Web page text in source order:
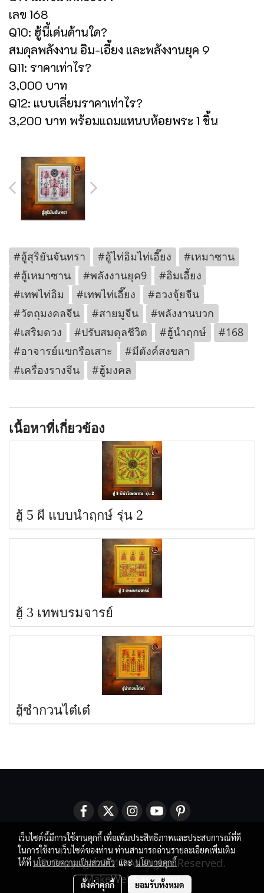
เลข 168
Q10: ฮู้นี้เด่นด้านใด?
สมดุลพลังงาน อิม-เอี้ยง และพลังงานยุค 9
Q11: ราคาเท่าไร?
3,000 บาท
Q12: แบบเลี่ยมราคาเท่าไร?
3,200 บาท พร้อมแถมแหนบห้อยพระ 1 ชิ้น
#ฮู้สุริยันจันทรา #ฮู้ไท่อิมไท่เอี๊ยง
#เหมาซาน
#ฮู้เหมาซาน
#พลังงานยุค9
#อิมเอี้ยง
#เทพไท่อิม
#เทพไท่เอี๊ยง
#ฮวงจุ้ยจีน
#วัตถุมงคลจีน
#สายมูจีน
#พลังงานบวก
#เสริมดวง
#ปรับสมดุลชีวิต #ฮู้นำฤกษ์
#168
#อาจารย์แขกรือเสาะ
#มีตังค์สงขลา
#เครื่องรางจีน
#ฮู้มงคล
เนื้อหาที่เกี่ยวข้อง
ฮู้ 5 ผี แบบนำฤกษ์ รุ่น 2
ฮู้ 3 เทพบรมจารย์
ฮู้ซำกวนไต๋เต๋
@ Copyright 2017 All Rights Reserved.
MakeWebEasy.com
เว็บไซต์นี้มีการใช้งานคุกกี้ เพื่อเพิ่มประสิทธิภาพและประสบการณ์ที่ดี
ในการใช้งานเว็บไซต์ของท่าน ท่านสามารถอ่านรายละเอียดเพิ่มเติม
ได้ที่นโยบายความเป็นส่วนตัวและนโยบายคุกกี้
ตั้งค่าคุกกี้ ยอมรับทั้งหมด